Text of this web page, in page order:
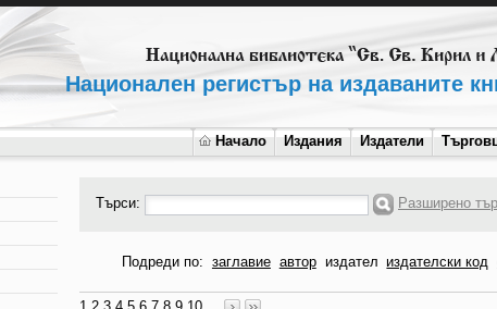
Национален регистър на издаваните
Начало Издания Издатели
Търси: Разширено
Подреди по: заглавие автор издател издателски код